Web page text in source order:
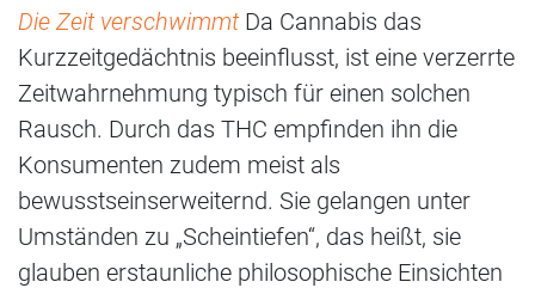
Die Zeit verschwimmt Da Cannabis das
Kurzzeitgedächtnis beeinflusst, ist eine verzerrte
Zeitwahrnehmung typisch für einen solchen
Rausch. Durch das THC empfinden ihn die
Konsumenten zudem meist als
bewusstseinserweiternd. Sie gelangen unter
Umständen zu „Scheintiefen“, das heißt, sie
glauben erstaunliche philosophische Einsichten